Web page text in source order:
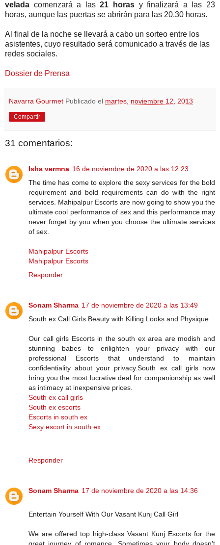
velada comenzará a las21 horas y finalizará a las 23
horas, aunque las puertas se abrirán para las 20.30 horas.
Al final de la noche se llevará a cabo un sorteo entre los
asistentes, cuyo resultado será comunicado a través de las
redes sociales.
Dossier de Prensa
Navarra Gourmet Publicado el martes, noviembre 12, 2013
Compartir
31 comentarios:
Isha vermna 16 de noviembre de 2020 a las 12:23
The time has come to explore the sexy services for the bold
requirement and bold requirements can do with the right
services. Mahipalpur Escorts are now going to show you the
ultimate cool performance of sex and this performance may
never forget by you when you choose the ultimate services
of sex.
Mahipalpur Escorts
Mahipalpur Escorts
Responder
Sonam Sharma 17 de noviembre de 2020 a las 13:49
South ex Call Girls Beauty with Killing Looks and Physique
Our call girls Escorts in the south ex area are modish and
stunning babes to enlighten your privacy with our
professional Escorts that understand to maintain
confidentiality about your privacy.South ex call girls now
bring you the most lucrative deal for companionship as well
as intimacy at inexpensive prices.
South ex call girls
South ex escorts
Escorts in south ex
Sexy escort in south ex
Responder
Sonam Sharma 17 de noviembre de 2020 a las 14:36
Entertain Yourself With Our Vasant Kunj Call Girl
We are offered top high-class Vasant Kunj Escorts for the